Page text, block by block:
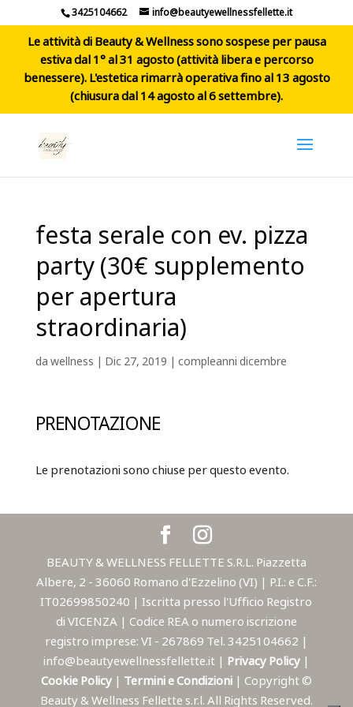
3425104662 info@beautyewellnessfellette.it
Le attività di Beauty & Wellness sono sospese per pausa
estiva dal 1° al 31 agosto (attività libera e percorso
benessere). L'estetica rimarrà operativa fino al 13 agosto
(chiusura dal 14 agosto al 6 settembre).
festa serale con ev. pizza
party (30€ supplemento
per apertura
straordinaria)
dawellness | Dic 27, 2019 | compleanni dicembre
PRENOTAZIONE
Le prenotazioni sono chiuse per questo evento.
BEAUTY & WELLNESS FELLETTE S.R.L. Piazzetta
Albere, 2 - 36060 Romano d'Ezzelino (VI) | P.I.: e C.F.:
IT02699850240 | Iscritta presso l'Ufficio Registro
di VICENZA | Codice REA o numero iscrizione
registro imprese: VI - 267869 Tel. 3425104662 |
info@beautyewellnessfellette.it | Privacy Policy |
Cookie Policy | Termini e Condizioni | Copyright ©
Beauty & Wellness Fellette s.r.l. All Rights Reserved.